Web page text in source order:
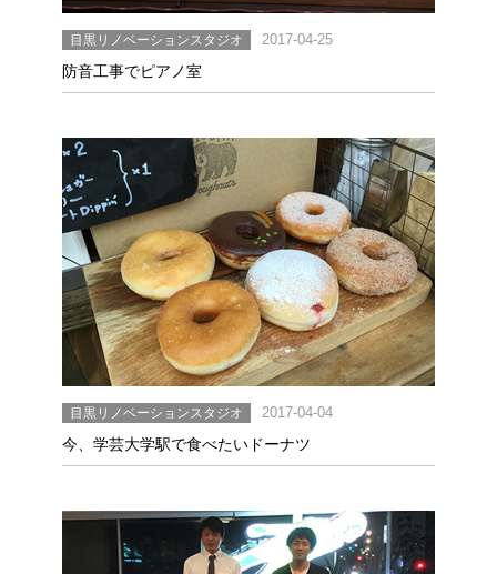
目黒リノベーションスタジオ 2017-04-25
防音工事でピアノ室
目黒リノベーションスタジオ 2017-04-04
今、学芸大学駅で食べたいドーナツ